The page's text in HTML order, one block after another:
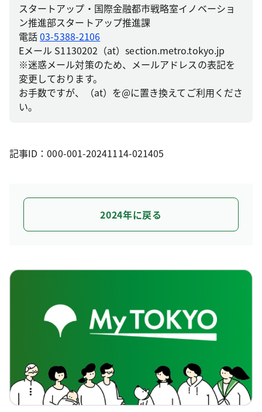
スタートアップ・国際金融都市戦略室イノベーショ
ン推進部スタートアップ推進課
電話03-5388-2106
Eメール S1130202（at）section.metro.tokyo.jp
※迷惑メール対策のため、メールアドレスの表記を
変更しております。
お手数ですが、（at）を@に置き換えてご利用くださ
い。
記事ID：000-001-20241114-021405
2024年に戻る